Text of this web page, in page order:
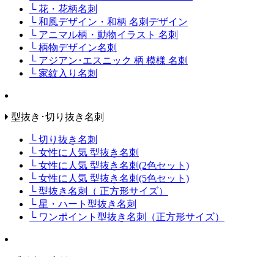
└ 花・花柄名刺
└ 和風デザイン・和柄 名刺デザイン
└ アニマル柄・動物イラスト 名刺
└ 柄物デザイン名刺
└ アジアン･エスニック 柄 模様 名刺
└ 家紋入り名刺
型抜き･切り抜き名刺
└ 切り抜き名刺
└ 女性に人気 型抜き名刺
└ 女性に人気 型抜き名刺(2色セット)
└ 女性に人気 型抜き名刺(5色セット)
└ 型抜き名刺（ 正方形サイズ）
└ 星・ハート型抜き名刺
└ ワンポイント型抜き名刺（正方形サイズ）